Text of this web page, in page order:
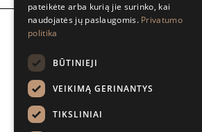
Privatumo
Prekių pirkimo –
pateikėte arba kurią jie surinko, kai
naudojatės jų paslaugomis. Privatumo
politika
BŪTINIEJI
VEIKIMĄ GERINANTYS
TIKSLINIAI